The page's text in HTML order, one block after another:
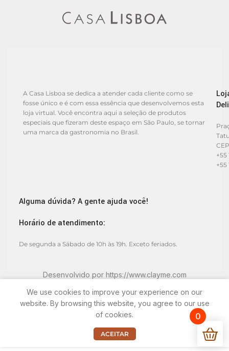
A Casa Lisboa se dedica a atender cada cliente como se
fosse único e é com essa essência que desenvolvemos esta
loja virtual. Você encontra aqui a seleção de produtos
especiais que fizeram deste espaço em São Paulo, se tornar
uma marca da gastronomia no Brasil.
+55
+55
Alguma dúvida? A gente ajuda você!
Horário de atendimento:
De segunda a Sábado de 10h às 19h. Exceto feriados.
Desenvolvido por https://www.clayme.com
We use cookies to improve your experience on our
website. By browsing this website, you agree to our use
of cookies.
ACEITAR
0